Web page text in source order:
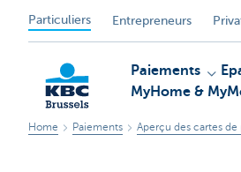
Particuliers Entrepreneurs
Paiements
MyHome &
Home Paiements Aperçu des cartes